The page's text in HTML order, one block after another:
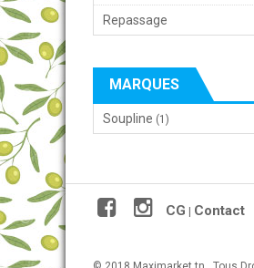
Repassage
MARQUES
Soupline (1)
CG Contact